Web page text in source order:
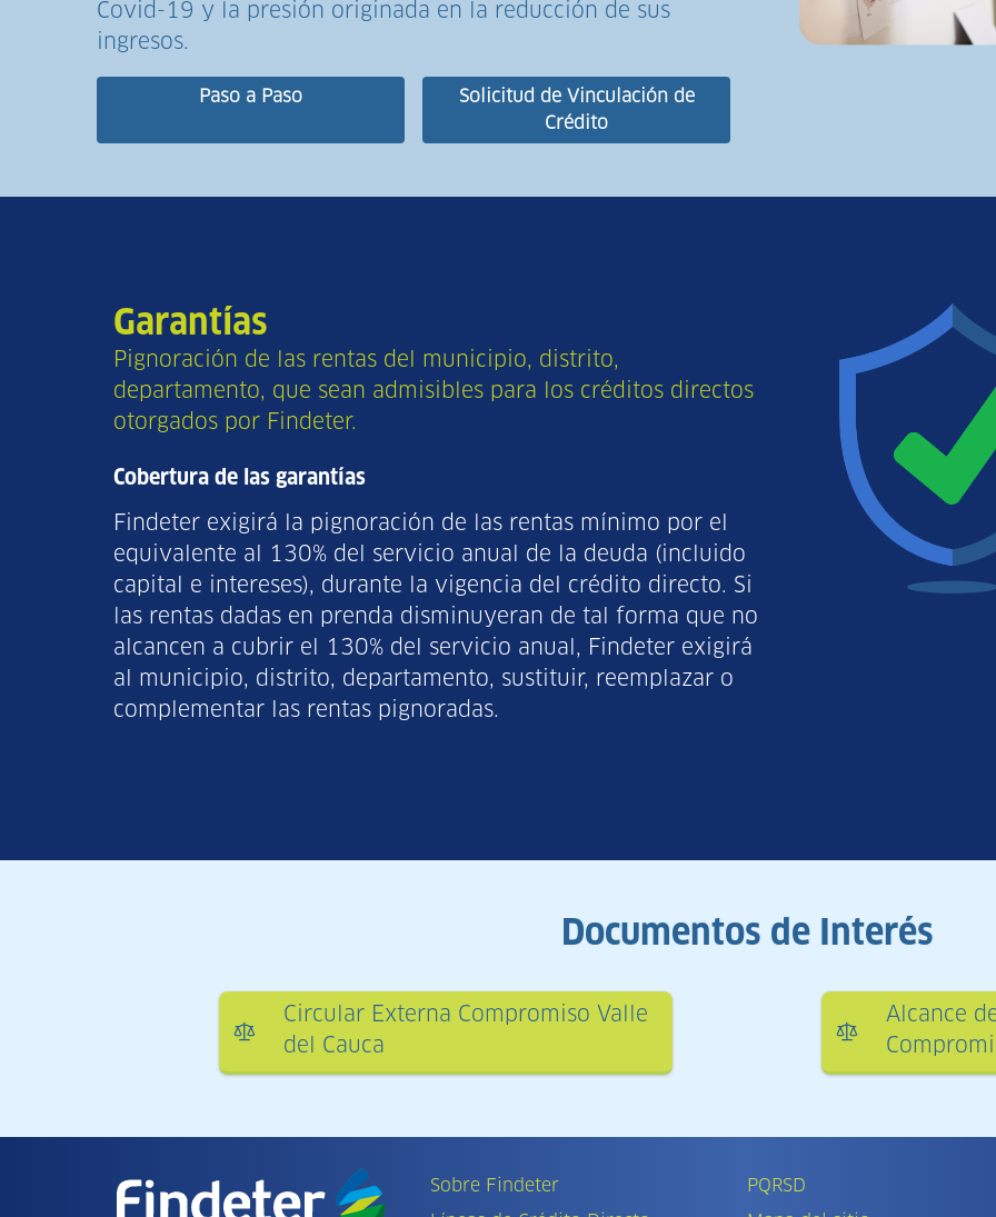
Covid-19 y la presión originada en la reducción de sus
ingresos.
Paso a Paso
Solicitud de Vinculación de
Crédito
Garantías
Pignoración de las rentas del municipio, distrito,
departamento, que sean admisibles para los créditos directos
otorgados por Findeter.
Cobertura de las garantías
Findeter exigirá la pignoración de las rentas mínimo por el
equivalente al 130% del servicio anual de la deuda (incluido
capital e intereses), durante la vigencia del crédito directo. Si
las rentas dadas en prenda disminuyeran de tal forma que no
alcancen a cubrir el 130% del servicio anual, Findeter exigirá
al municipio, distrito, departamento, sustituir, reemplazar o
complementar las rentas pignoradas.
Documentos de Interés
Circular Externa Compromiso Valle
del Cauca
Alcance
Sobre Findeter
PQRSD